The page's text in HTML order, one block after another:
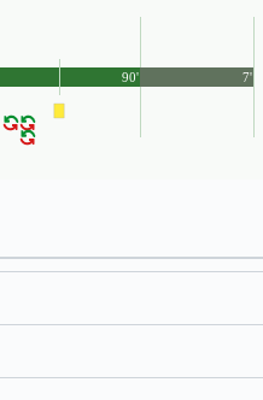
90' 7'